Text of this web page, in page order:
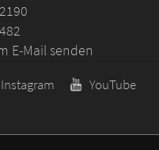
E-Mail senden
Instagram YouTube